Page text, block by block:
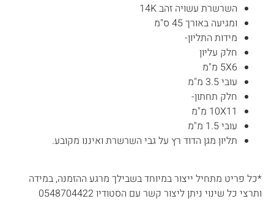
השרשרת עשויה זהב 14K
ומגיעה באורך 45 ס"מ
מידות התליון-
חלק עליון
5X6 מ"מ
עובי 3.5 מ"מ
חלק תחתון-
10X11 מ"מ
עובי 1.5 מ"מ
תליון מגן הדוד רץ על גבי השרשרת ואיננו מקובע.
*כל פריט מתחיל ייצור במיוחד בשבילך מרגע ההזמנה, במידה
ותרצי כל שינוי ניתן ליצור קשר עם הסטודיו 0548704422